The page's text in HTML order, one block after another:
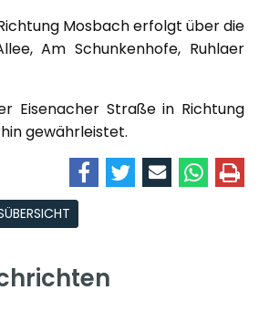
Mosbach erfolgt über die
Am Schunkenhofe, Ruhlaer
Eisenacher Straße in Richtung
gewährleistet.